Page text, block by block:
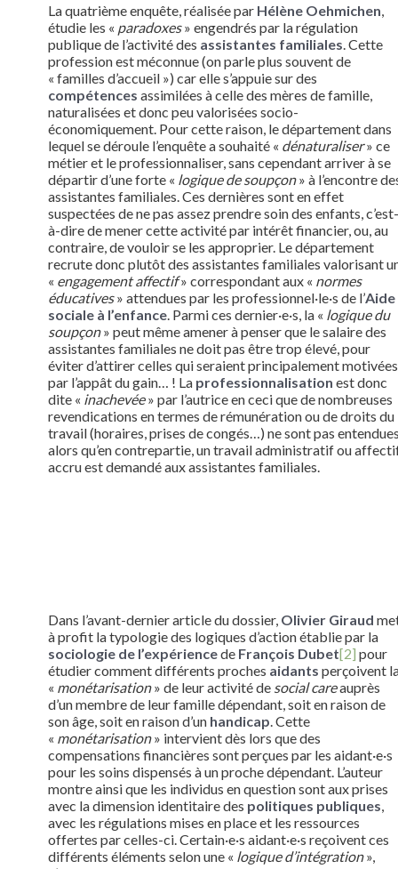
La quatrième enquête, réalisée par Hélène Oehmichen,
étudie les « paradoxes» engendrés par la régulation
publique de l’activité des assistantes familiales. Cette
profession est méconnue (on parle plus souvent de
« familles d’accueil ») car elle s’appuie sur des
compétences assimilées à celle des mères de famille,
naturalisées et donc peu valorisées socio-
économiquement. Pour cette raison, le département dans
lequel se déroule l’enquête a souhaité « dénaturaliser» ce
métier et le professionnaliser, sans cependant arriver à se
départir d’une forte « logique de soupçon» à l’encontre
assistantes familiales. Ces dernières sont en effet
suspectées de ne pas assez prendre soin des enfants, c’est-
à-dire de mener cette activité par intérêt financier, ou, au
contraire, de vouloir se les approprier. Le département
recrute donc plutôt des assistantes familiales valorisant
« engagement affectif» correspondant aux « normes
éducatives» attendues par les professionnel·le·s de l’Aide
sociale à l’enfance. Parmi ces dernier·e·s, la « logique du
soupçon» peut même amener à penser que le salaire des
assistantes familiales ne doit pas être trop élevé, pour
éviter d’attirer celles qui seraient principalement motivées
par l’appât du gain… ! La professionnalisation est donc
dite « inachevée» par l’autrice en ceci que de nombreuses
revendications en termes de rémunération ou de droits du
travail (horaires, prises de congés…) ne sont pas
alors qu’en contrepartie, un travail administratif ou
accru est demandé aux assistantes familiales.
Dans l’avant-dernier article du dossier, Olivier Giraud
à profit la typologie des logiques d’action établie par la
sociologie de l’expériencede François Dubet[2] pour
étudier comment différents proches aidants perçoivent
« monétarisation» de leur activité de social careauprès
d’un membre de leur famille dépendant, soit en raison de
son âge, soit en raison d’un handicap. Cette
« monétarisation» intervient dès lors que des
compensations financières sont perçues par les aidant·e·s
pour les soins dispensés à un proche dépendant. L’auteur
montre ainsi que les individus en question sont aux prises
avec la dimension identitaire des politiques publiques,
avec les régulations mises en place et les ressources
offertes par celles-ci. Certain·e·s aidant·e·s reçoivent ces
différents éléments selon une « logique d’intégration»,